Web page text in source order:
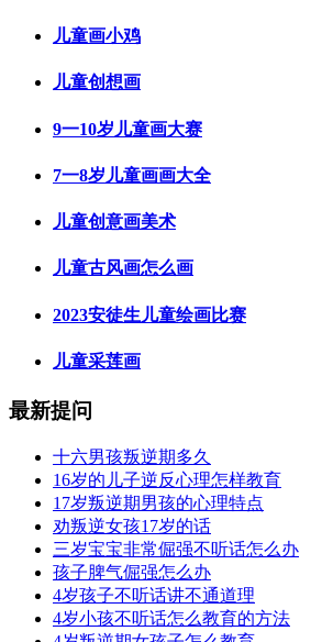
儿童画小鸡
儿童创想画
9一10岁儿童画大赛
7一8岁儿童画画大全
儿童创意画美术
儿童古风画怎么画
2023安徒生儿童绘画比赛
儿童采莲画
最新提问
十六男孩叛逆期多久
16岁的儿子逆反心理怎样教育
17岁叛逆期男孩的心理特点
劝叛逆女孩17岁的话
三岁宝宝非常倔强不听话怎么办
孩子脾气倔强怎么办
4岁孩子不听话讲不通道理
4岁小孩不听话怎么教育的方法